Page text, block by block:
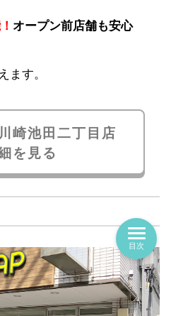
オープン前店舗も安心
ます。
崎池田二丁目店
を見る
目次